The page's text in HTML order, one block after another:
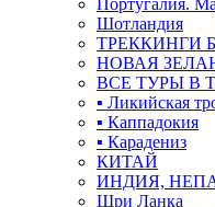
Португалия.
Шотландия
ТРЕККИНГИ
НОВАЯ
ВСЕ ТУРЫ В
▪ Ликийская
▪ Каппадокия
▪ Карадениз
КИТАЙ
ИНДИЯ,
Шри Ланка